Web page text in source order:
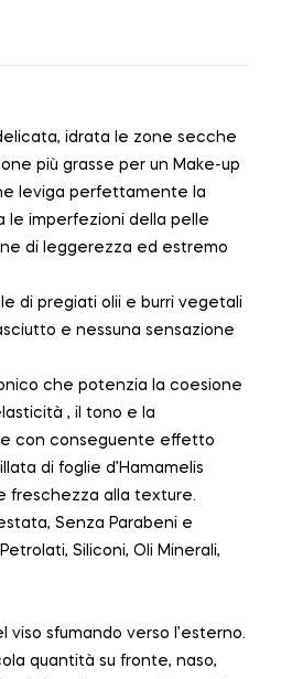
idrata le zone secche
più grasse per un Make-up
leviga perfettamente la
le imperfezioni della pelle
di leggerezza ed estremo
di pregiati olii e burri vegetali
e nessuna sensazione
che potenzia la coesione
, il tono e la
con conseguente effetto
di foglie d’Hamamelis
freschezza alla texture.
Senza Parabeni e
Siliconi, Oli Minerali,
viso sfumando verso l’esterno.
quantità su fronte, naso,